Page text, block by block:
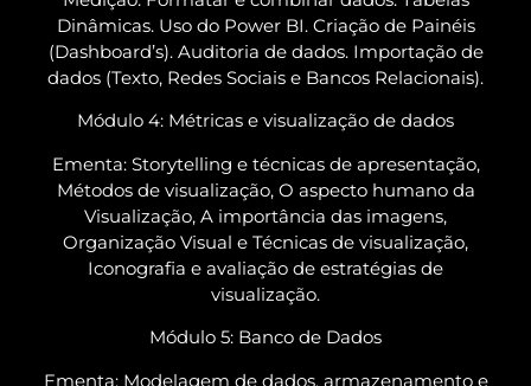
Dinâmicas. Uso do Power BI. Criação de Painéis
(Dashboard’s). Auditoria de dados. Importação de
dados (Texto, Redes Sociais e Bancos Relacionais).
Módulo 4: Métricas e visualização de dados
Ementa: Storytelling e técnicas de apresentação,
Métodos de visualização, O aspecto humano da
Visualização, A importância das imagens,
Organização Visual e Técnicas de visualização,
Iconografia e avaliação de estratégias de
visualização.
Módulo 5: Banco de Dados
Ementa: Modelagem de dados, armazenamento e